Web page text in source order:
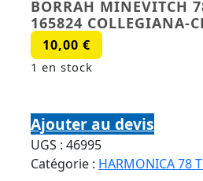
BORRAH MINEVITCH
165824 COLLEGIANA-
10,00 €
1 en stock
165824 COLLEGIANA-
Ajouter au devis
UGS : 46995
Catégorie : HARMONICA 78